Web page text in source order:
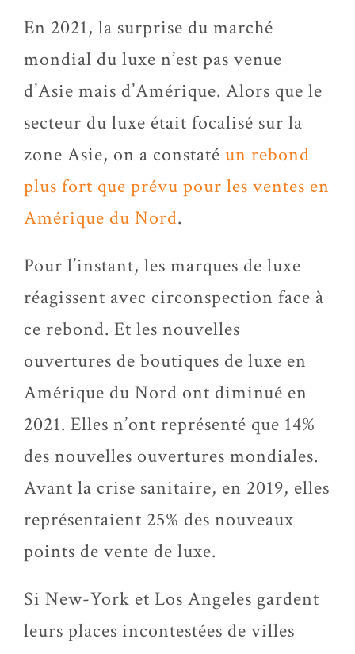
En 2021, la surprise du marché
mondial du luxe n’est pas venue
d’Asie mais d’Amérique. Alors que le
secteur du luxe était focalisé sur la
zone Asie, on a constaté un rebond
plus fort que prévu pour les ventes en
Amérique du Nord.
Pour l’instant, les marques de luxe
réagissent avec circonspection face à
ce rebond. Et les nouvelles
ouvertures de boutiques de luxe en
Amérique du Nord ont diminué en
2021. Elles n’ont représenté que 14%
des nouvelles ouvertures mondiales.
Avant la crise sanitaire, en 2019, elles
représentaient 25% des nouveaux
points de vente de luxe.
Si New-York et Los Angeles gardent
leurs places incontestées de villes